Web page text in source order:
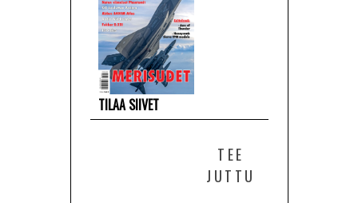
TILAA SIIVET
TEE
JUTTU